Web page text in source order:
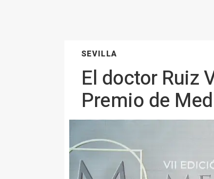
SEVILLA
El doctor Ruiz
Premio de